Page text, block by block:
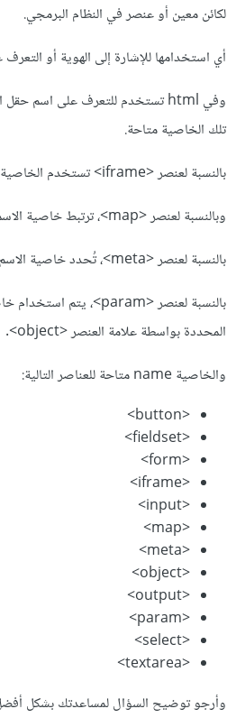
لكائن معين أو عنصر في النظام البرمجي.
أي استخدامها للإشارة إلى الهوية أو
تلك الخاصية متاحة.
بالنسبة لعنصر <iframe> تستخدم الخاصية لاستهداف تقديم النموذج.
وبالنسبة لعنصر <map>، ترتبط خاصية الاسم بسمة usemap في عنصر <img> وتُنشئ علاقة بين الصورة والخريطة.
بالنسبة لعنصر <meta>، تُحدد خاصية الاسم اسمًا لمعلومة/قيمة السمة المحتوى (content).
المحددة بواسطة علامة العنصر <object>.
والخاصية name متاحة للعناصر التالية:
<button>
<fieldset>
<form>
<iframe>
<input>
<map>
<meta>
<object>
<output>
<param>
<select>
<textarea>
وأرجو توضيح السؤال لمساعدتك بشكل